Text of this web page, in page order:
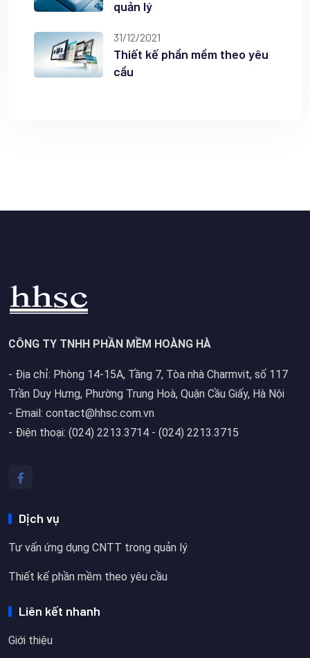
quản lý
31/12/2021
Thiết kế phần mềm theo yêu
cầu
CÔNG TY TNHH PHẦN MỀM HOÀNG HÀ
- Địa chỉ: Phòng 14-15A, Tầng 7, Tòa nhà Charmvit, số 117
Trần Duy Hưng, Phường Trung Hoà, Quận Cầu Giấy, Hà Nội
- Email: contact@hhsc.com.vn
- Điện thoại: (024) 2213.3714 - (024) 2213.3715
Dịch vụ
Tư vấn ứng dụng CNTT trong quản lý
Thiết kế phần mềm theo yêu cầu
Liên kết nhanh
Giới thiệu